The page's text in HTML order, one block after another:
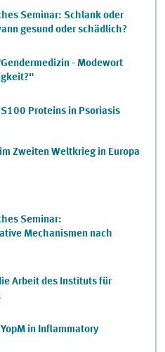
Seminar: Schlank oder
gesund oder schädlich?
- Modewort
Proteins in Psoriasis
Zweiten Weltkrieg in Europa
Seminar:
Mechanismen nach
Arbeit des Instituts für
in Inflammatory